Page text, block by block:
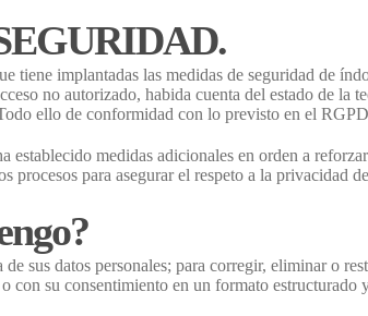
tiene implantadas las medidas de seguridad de
no autorizado, habida cuenta del estado de la
ello de conformidad con lo previsto en el
establecido medidas adicionales en orden a
procesos para asegurar el respeto a la privacidad
sus datos personales; para corregir, eliminar o
con su consentimiento en un formato